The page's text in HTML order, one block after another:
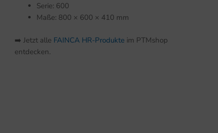
Serie: 600
Maße: 800 × 600 × 410 mm
➡️ Jetzt alle FAINCA HR-Produkte im PTMshop
entdecken.